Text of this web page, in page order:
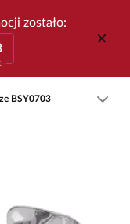
zostało:
BSY0703